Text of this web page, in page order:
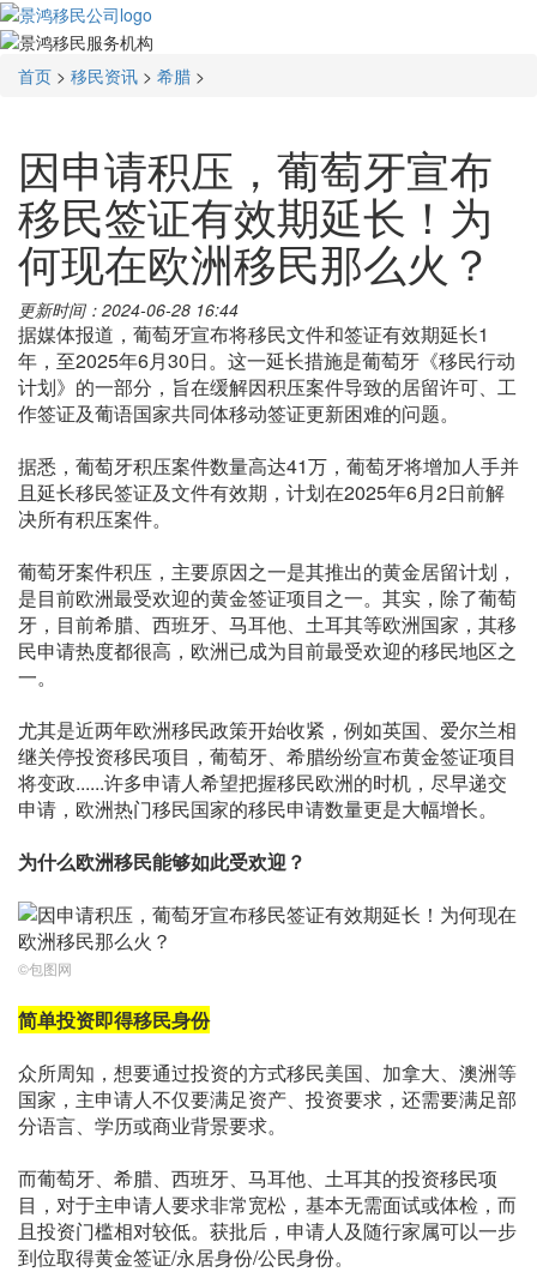
首页 > 移民资讯 > 希腊 >
因申请积压，葡萄牙宣布
移民签证有效期延长！为
何现在欧洲移民那么火？
更新时间：2024-06-28 16:44
据媒体报道，葡萄牙宣布将移民文件和签证有效期延长1
年，至2025年6月30日。这一延长措施是葡萄牙《移民行动
计划》的一部分，旨在缓解因积压案件导致的居留许可、工
作签证及葡语国家共同体移动签证更新困难的问题。
据悉，葡萄牙积压案件数量高达41万，葡萄牙将增加人手并
且延长移民签证及文件有效期，计划在2025年6月2日前解
决所有积压案件。
葡萄牙案件积压，主要原因之一是其推出的黄金居留计划，
是目前欧洲最受欢迎的黄金签证项目之一。其实，除了葡萄
牙，目前希腊、西班牙、马耳他、土耳其等欧洲国家，其移
民申请热度都很高，欧洲已成为目前最受欢迎的移民地区之
一。
尤其是近两年欧洲移民政策开始收紧，例如英国、爱尔兰相
继关停投资移民项目，葡萄牙、希腊纷纷宣布黄金签证项目
将变政......许多申请人希望把握移民欧洲的时机，尽早递交
申请，欧洲热门移民国家的移民申请数量更是大幅增长。
为什么欧洲移民能够如此受欢迎？
©包图网
简单投资即得移民身份
众所周知，想要通过投资的方式移民美国、加拿大、澳洲等
国家，主申请人不仅要满足资产、投资要求，还需要满足部
分语言、学历或商业背景要求。
而葡萄牙、希腊、西班牙、马耳他、土耳其的投资移民项
目，对于主申请人要求非常宽松，基本无需面试或体检，而
且投资门槛相对较低。获批后，申请人及随行家属可以一步
到位取得黄金签证/永居身份/公民身份。